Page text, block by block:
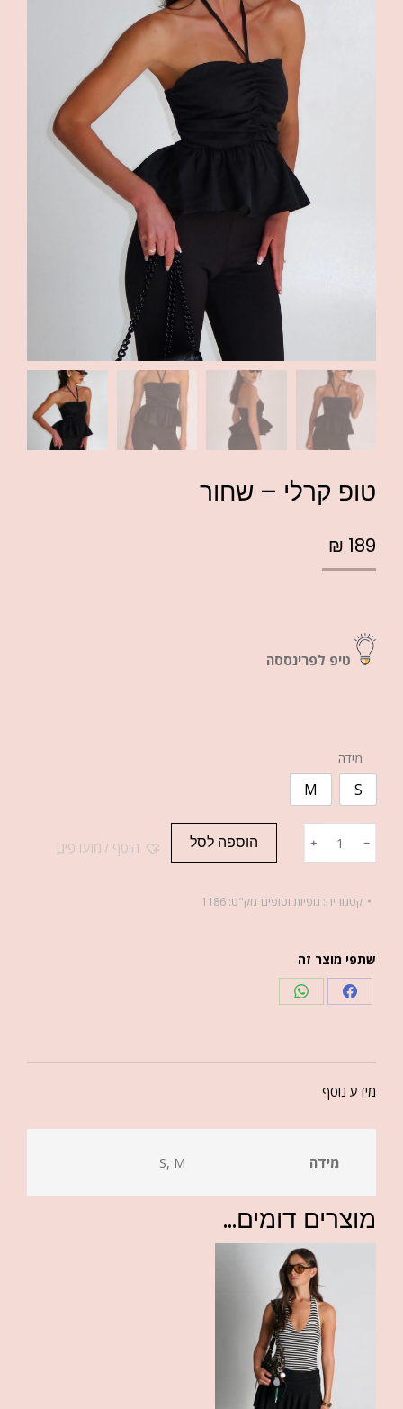
טופ קרלי – שחור
₪ 189
טיפ לפרינססה
מידה
S
M
﹣
﹢ הוספה לסל הוסף למועדפים
קטגוריה: גופיות וטופים מק"ט: 1186
שתפי מוצר זה
מידע נוסף
מידה S, M
מוצרים דומים...